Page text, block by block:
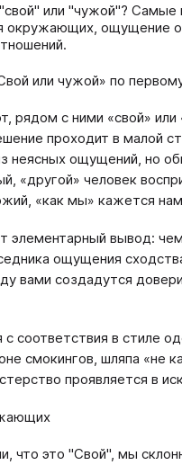
или "чужой"? Самые
окружающих, ощущение
или чужой» по
рядом с ними «свой»
проходит в малой
неясных ощущений, но
«другой» человек
«как мы» кажется
элементарный вывод:
ощущения
вами создадутся
с соответствия в стиле
смокингов, шляпа «не
проявляется в
что это "Свой", мы